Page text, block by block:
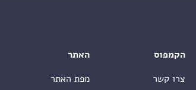
הקמפוס
צרו קשר
האתר
מפת האתר